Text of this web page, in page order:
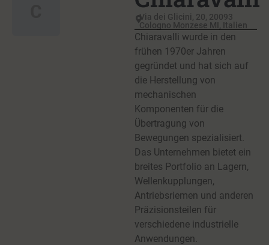
Via dei Glicini, 20, 20093
Cologno Monzese MI, Italien
Chiaravalli wurde in den
frühen 1970er Jahren
gegründet und hat sich auf
die Herstellung von
mechanischen
Komponenten für die
Übertragung von
Bewegungen spezialisiert.
Das Unternehmen bietet ein
breites Portfolio an Lagern,
Wellenkupplungen,
Antriebsriemen und anderen
Präzisionsteilen für
verschiedene industrielle
Anwendungen.